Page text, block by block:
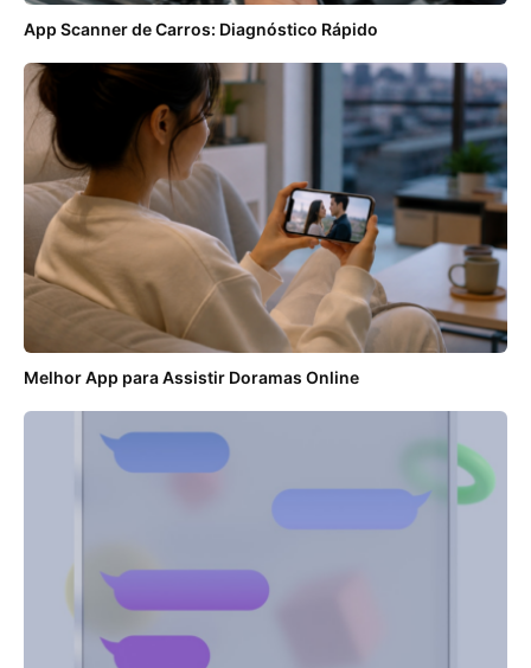
App Scanner de Carros: Diagnóstico Rápido
Melhor App para Assistir Doramas Online